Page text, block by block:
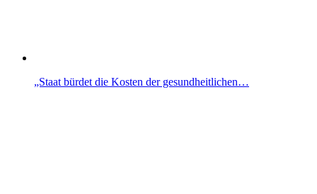
„Staat bürdet die Kosten der gesundheitlichen…